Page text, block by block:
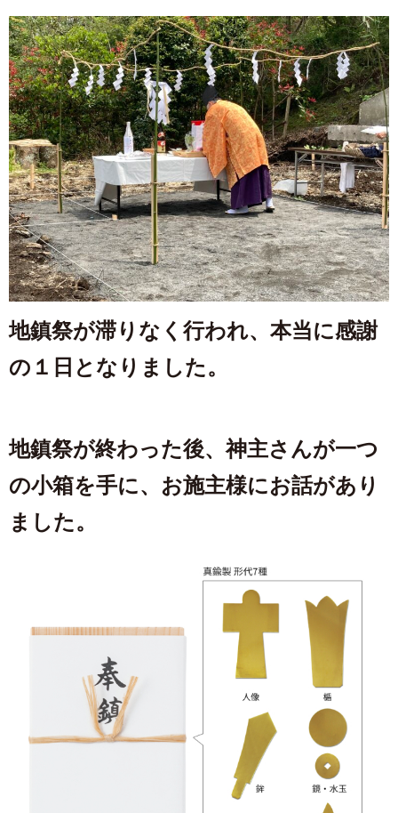
地鎮祭が滞りなく行われ、本当に感謝
の１日となりました。
地鎮祭が終わった後、神主さんが一つ
の小箱を手に、お施主様にお話があり
ました。